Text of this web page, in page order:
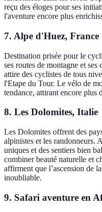
reçu des éloges pour ses
l'aventure encore plus
7. Alpe d'Huez, France
Destination prisée pour le
ses routes de montagne et
attire des cyclistes de tous
l'Etape du Tour. Le vélo de
tendance, attirant encore plus
8. Les Dolomites, Italie
Les Dolomites offrent des
alpinistes et les randonneurs.
uniques et des sentiers bien
combiner beauté naturelle et
affirment que l’ascension de
inoubliable.
9. Safari aventure en